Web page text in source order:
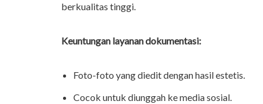
berkualitas tinggi.
Keuntungan layanan dokumentasi:
Foto-foto yang diedit dengan hasil estetis.
Cocok untuk diunggah ke media sosial.